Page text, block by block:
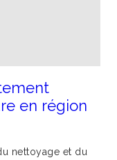
en région
nettoyage et du